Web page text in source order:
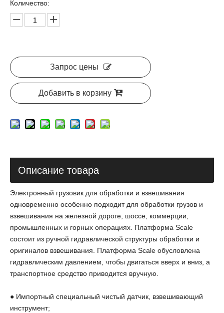
Количество:
Запрос цены
Добавить в корзину
Описание товара
Электронный грузовик для обработки и взвешивания
одновременно особенно подходит для обработки грузов и
взвешивания на железной дороге, шоссе, коммерции,
промышленных и горных операциях. Платформа Scale
состоит из ручной гидравлической структуры обработки и
оригиналов взвешивания. Платформа Scale обусловлена ​​
гидравлическим давлением, чтобы двигаться вверх и вниз, а
транспортное средство приводится вручную.
● Импортный специальный чистый датчик, взвешивающий
инструмент;